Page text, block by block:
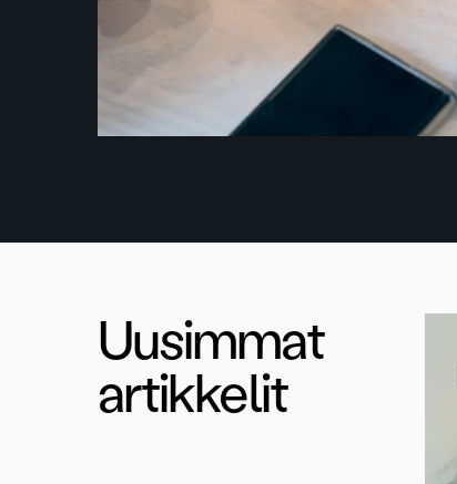
Uusimmat
artikkelit